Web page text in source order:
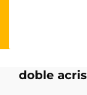
doble